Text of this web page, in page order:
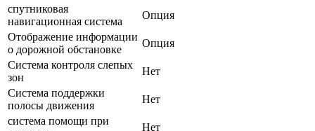
спутниковая
навигационная система
Опция
Отображение информации
о дорожной обстановке
Опция
Система контроля слепых
зон
Нет
Система поддержки
полосы движения
Нет
система помощи при
Нет